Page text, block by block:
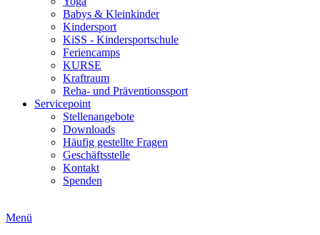
Babys & Kleinkinder
Kindersport
KiSS - Kindersportschule
Feriencamps
KURSE
Kraftraum
Reha- und Präventionssport
Servicepoint
Stellenangebote
Downloads
Häufig gestellte Fragen
Geschäftsstelle
Kontakt
Spenden
Menü